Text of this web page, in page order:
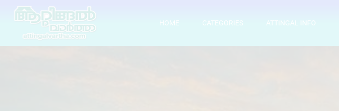
HOME CATEGORIES ATTINGAL INFO